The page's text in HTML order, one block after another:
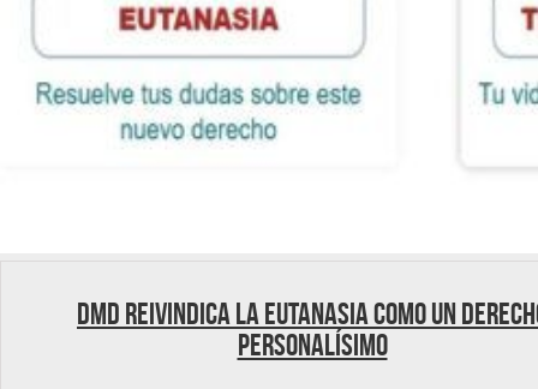
DMD reivindica la eutanasia como un
personalísimo